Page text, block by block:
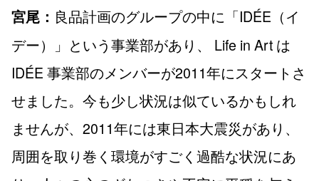
宮尾： 良品計画のグループの中に「IDÉE（イ
デー）」という事業部があり、 Life in Art は
IDÉE 事業部のメンバーが2011年にスタートさ
せました。今も少し状況は似ているかもしれ
ませんが、2011年には東日本大震災があり、
周囲を取り巻く環境がすごく過酷な状況にあ